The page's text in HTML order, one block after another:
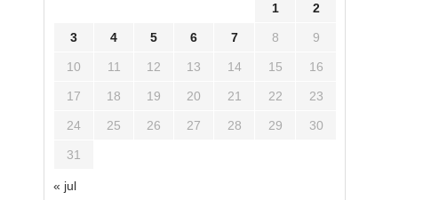
1 2
3 4 5 6 7 8 9
10 11 12 13 14 15 16
17 18 19 20 21 22 23
24 25 26 27 28 29 30
31
« jul